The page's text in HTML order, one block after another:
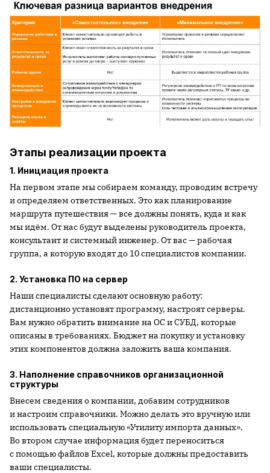
Этапы реализации проекта
1. Инициация проекта
На первом этапе мы собираем команду, проводим встречу
и определяем ответственных. Это как планирование
маршрута путешествия — все должны понять, куда и как
мы идём. От нас будут выделены руководитель проекта,
консультант и системный инженер. От вас — рабочая
группа, а которую входят до 10 специалистов компании.
2. Установка ПО на сервер
Наши специалисты сделают основную работу:
дистанционно установят программу, настроят серверы.
Вам нужно обратить внимание на ОС и СУБД, которые
описаны в требованиях. Бюджет на покупку и установку
этих компонентов должна заложить ваша компания.
3. Наполнение справочников организационной
структуры
Внесем сведения о компании, добавим сотрудников
и настроим справочники. Можно делать это вручную или
использовать специальную «Утилиту импорта данных».
Во втором случае информация будет переноситься
с помощью файлов Excel, которые должны предоставить
ваши специалисты.